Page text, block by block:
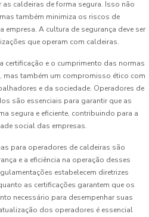
caldeiras de forma segura. Isso não
também minimiza os riscos de
A cultura de segurança deve ser
que operam com caldeiras.
certificação e o cumprimento das normas
também um compromisso ético com
e da sociedade. Operadores de
são essenciais para garantir que as
segura e eficiente, contribuindo para a
social das empresas.
para operadores de caldeiras são
e a eficiência na operação desses
estabelecem diretrizes
as certificações garantem que os
necessário para desempenhar suas
dos operadores é essencial